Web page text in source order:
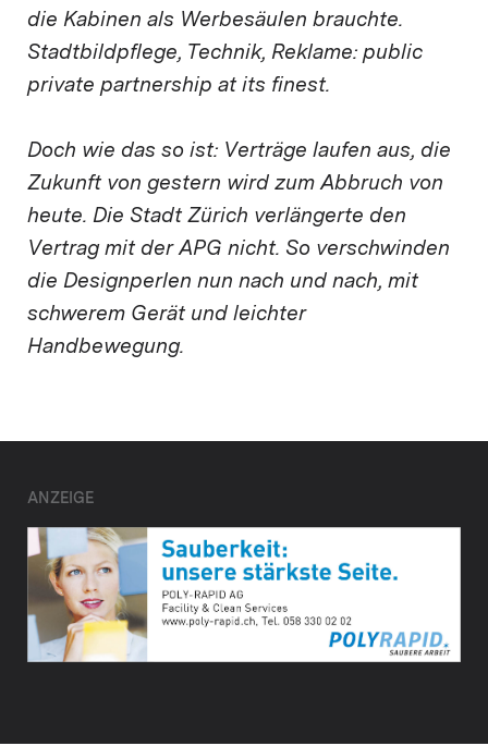
die Kabinen als Werbesäulen brauchte.
Stadtbildpflege, Technik, Reklame: public
private partnership at its finest.
Doch wie das so ist: Verträge laufen aus, die
Zukunft von gestern wird zum Abbruch von
heute. Die Stadt Zürich verlängerte den
Vertrag mit der APG nicht. So verschwinden
die Designperlen nun nach und nach, mit
schwerem Gerät und leichter
Handbewegung.
ANZEIGE